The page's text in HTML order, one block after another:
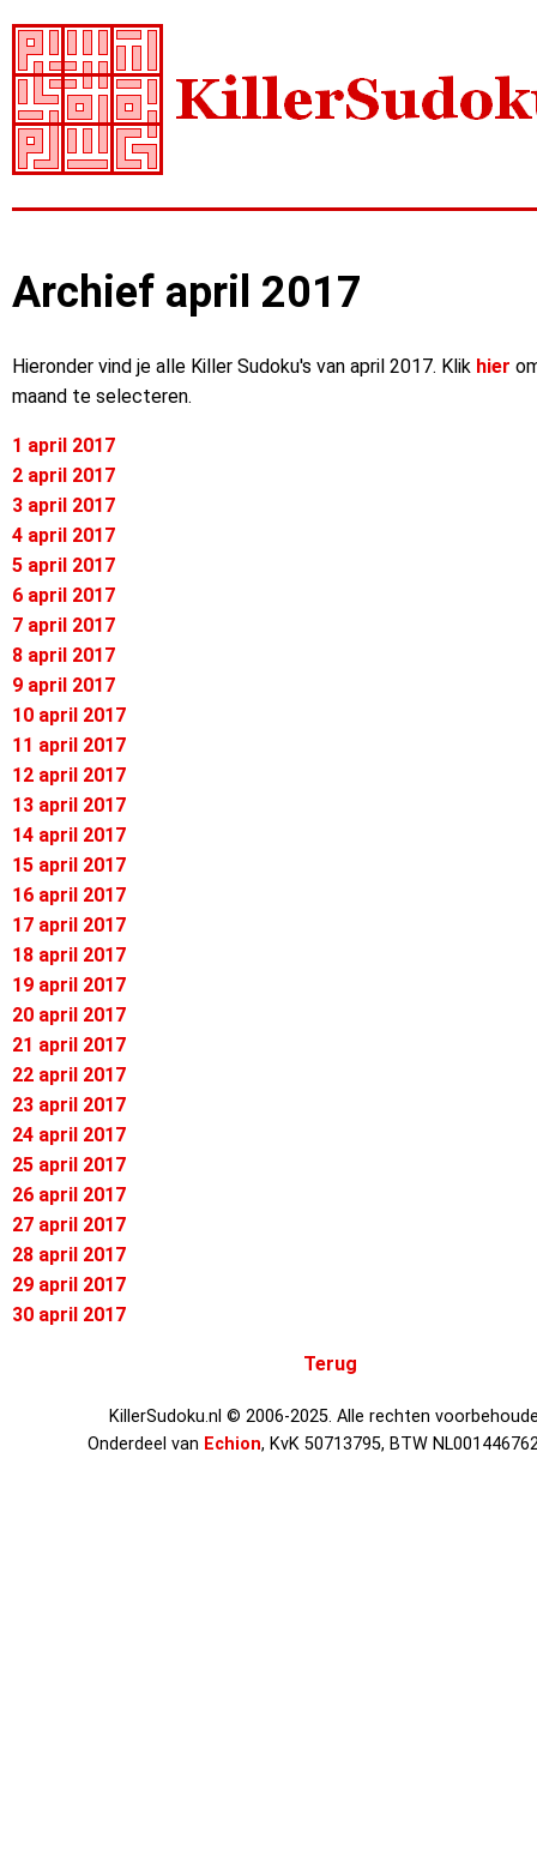
Archief april 2017
Hieronder vind je alle Killer Sudoku's van april 2017. Klik hier
maand te selecteren.
1 april 2017
2 april 2017
3 april 2017
4 april 2017
5 april 2017
6 april 2017
7 april 2017
8 april 2017
9 april 2017
10 april 2017
11 april 2017
12 april 2017
13 april 2017
14 april 2017
15 april 2017
16 april 2017
17 april 2017
18 april 2017
19 april 2017
20 april 2017
21 april 2017
22 april 2017
23 april 2017
24 april 2017
25 april 2017
26 april 2017
27 april 2017
28 april 2017
29 april 2017
30 april 2017
Terug
KillerSudoku.nl © 2006-2025. Alle rechten
Onderdeel van Echion, KvK 50713795, BTW